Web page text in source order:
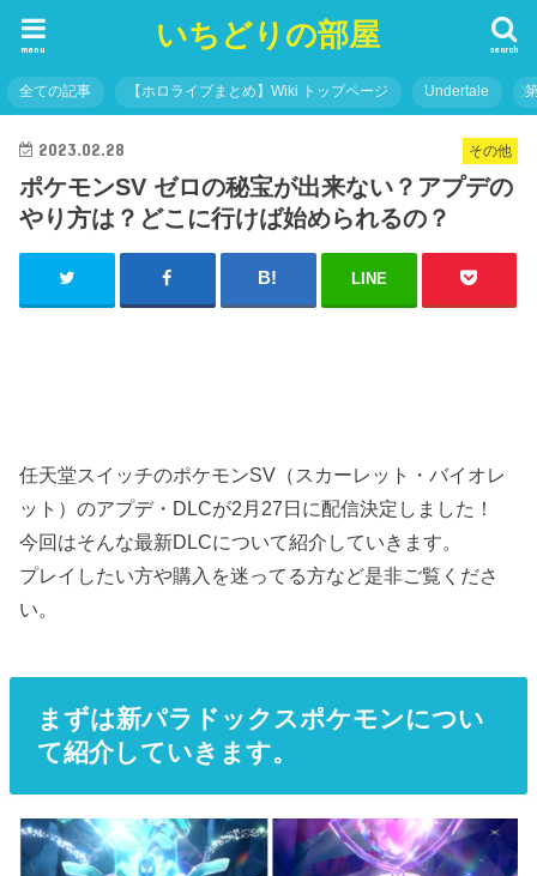
いちどりの部屋 search
menu
全ての記事 【ホロライブまとめ】Wiki トップページ Undertale
その他
2023.02.28
ポケモンSV ゼロの秘宝が出来ない？アプデの
やり方は？どこに行けば始められるの？
LINE
任天堂スイッチのポケモンSV（スカーレット・バイオレ
ット）のアプデ・DLCが2月27日に配信決定しました！
今回はそんな最新DLCについて紹介していきます。
プレイしたい方や購入を迷ってる方など是非ご覧くださ
い。
まずは新パラドックスポケモンについ
て紹介していきます。